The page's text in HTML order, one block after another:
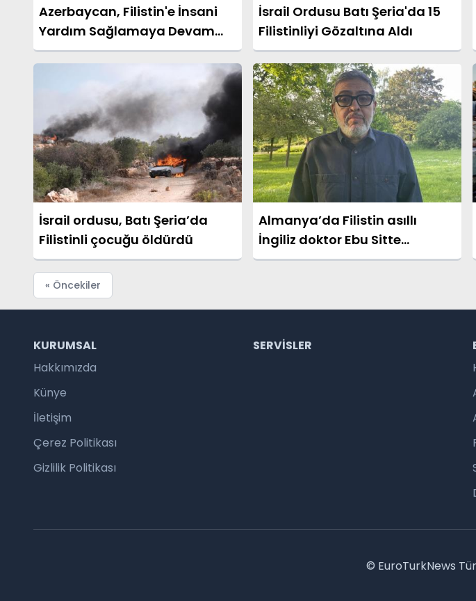
Azerbaycan, Filistin'e İnsani
Yardım Sağlamaya Devam
Edecek
İsrail Ordusu Batı Şeria'da 15
Filistinliyi Gözaltına Aldı
İsrail ordusu, Batı Şeria’da
Filistinli çocuğu öldürdü
Almanya’da Filistin asıllı
İngiliz doktor Ebu Sitte
hakkında verilen mahkeme
« Öncekiler
KURUMSAL
Hakkımızda
Künye
İletişim
Çerez Politikası
Gizlilik Politikası
SERVISLER
© EuroTurkNews